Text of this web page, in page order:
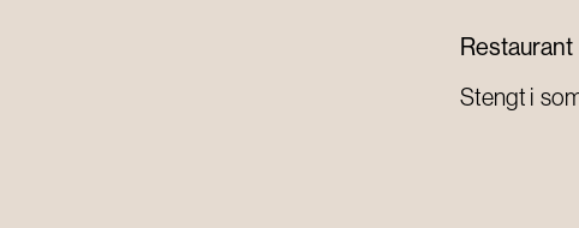
Restaurant
Stengt i